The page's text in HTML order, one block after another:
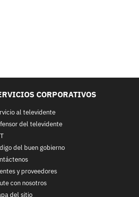
CORPORATIVOS
al televidente
del televidente
del buen gobierno
y proveedores
con nosotros
del sitio